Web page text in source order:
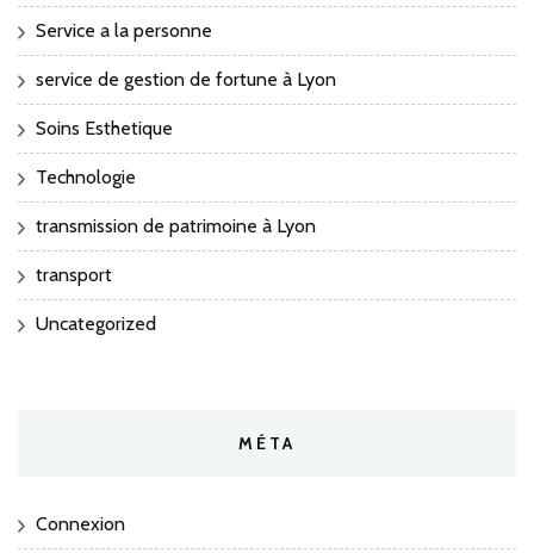
Service a la personne
service de gestion de fortune à Lyon
Soins Esthetique
Technologie
transmission de patrimoine à Lyon
transport
Uncategorized
MÉTA
Connexion